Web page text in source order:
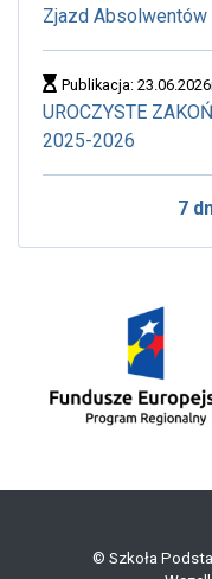
Zjazd
Publikacja:
UROCZYSTE
2025-2026
7
© Szkoła